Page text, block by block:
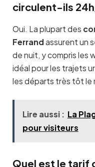
circulent-ils
Oui. La plupart des
Ferrand assurent un
de nuit, y compris les
idéal pour les trajets
les départs très tôt le
Lire aussi : La
pour visiteurs
Quel est le tarif